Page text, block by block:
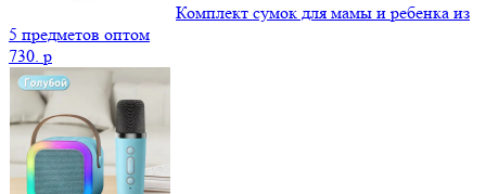
Комплект сумок для мамы и ребенка из
5 предметов оптом
730. p